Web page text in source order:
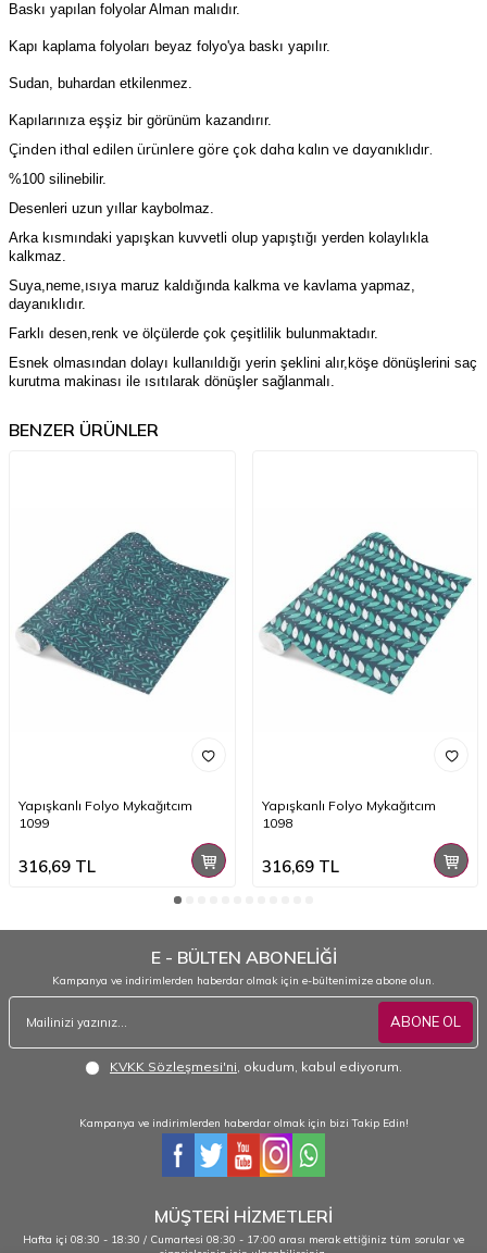
Baskı yapılan folyolar Alman malıdır.
Kapı kaplama folyoları beyaz folyo'ya baskı yapılır.
Sudan, buhardan etkilenmez.
Kapılarınıza eşşiz bir görünüm kazandırır.
Çinden ithal edilen ürünlere göre çok daha kalın ve dayanıklıdır.
%100 silinebilir.
Desenleri uzun yıllar kaybolmaz.
Arka kısmındaki yapışkan kuvvetli olup yapıştığı yerden kolaylıkla
kalkmaz.
Suya,neme,ısıya maruz kaldığında kalkma ve kavlama yapmaz,
dayanıklıdır.
Farklı desen,renk ve ölçülerde çok çeşitlilik bulunmaktadır.
Esnek olmasından dolayı kullanıldığı yerin şeklini alır,köşe dönüşlerini saç
kurutma makinası ile ısıtılarak dönüşler sağlanmalı.
BENZER ÜRÜNLER
Yapışkanlı Folyo Mykağıtcım
1099
316,69 TL
Yapışkanlı Folyo Mykağıtcım
1098
316,69TL
E - BÜLTEN ABONELİĞİ
Kampanya ve indirimlerden haberdar olmak için e-bültenimize abone olun.
ABONE OL
KVKK Sözleşmesi'ni , okudum, kabul ediyorum.
Kampanya ve indirimlerden haberdar olmak için bizi Takip Edin!
MÜŞTERİ HİZMETLERİ
Hafta içi 08:30 - 18:30 / Cumartesi 08:30 - 17:00 arası merak ettiğiniz tüm sorular ve